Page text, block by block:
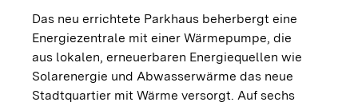
Das neu errichtete Parkhaus beherbergt eine
Energiezentrale mit einer Wärmepumpe, die
aus lokalen, erneuerbaren Energiequellen wie
Solarenergie und Abwasserwärme das neue
Stadtquartier mit Wärme versorgt. Auf sechs